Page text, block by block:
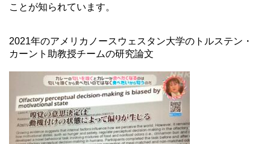
ことが知られています。
2021年のアメリカノースウェスタン大学のトルステン・
カーント助教授チームの研究論文